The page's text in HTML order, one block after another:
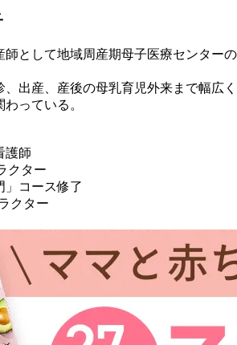
師として地域周産期母子医療センターの
出産、産後の母乳育児外来まで幅広く
っている。
護師
クター
」コース修了
クター